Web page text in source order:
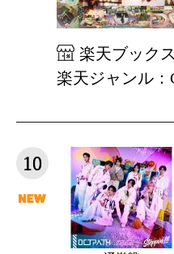
楽天ブックス
楽天ジャンル
10